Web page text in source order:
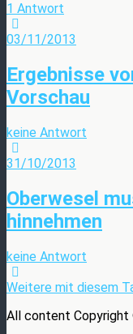
1 Antwort
03/11/2013
Ergebnisse
Vorschau
keine Antwort
31/10/2013
Oberwesel
hinnehmen
keine Antwort
Weitere mit diesem
All content Copyright